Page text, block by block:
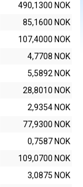
490,1300 NOK
85,1600 NOK
107,4000 NOK
4,7708 NOK
5,5892 NOK
28,8010 NOK
2,9354 NOK
77,9300 NOK
0,7587 NOK
109,0700 NOK
3,0875 NOK